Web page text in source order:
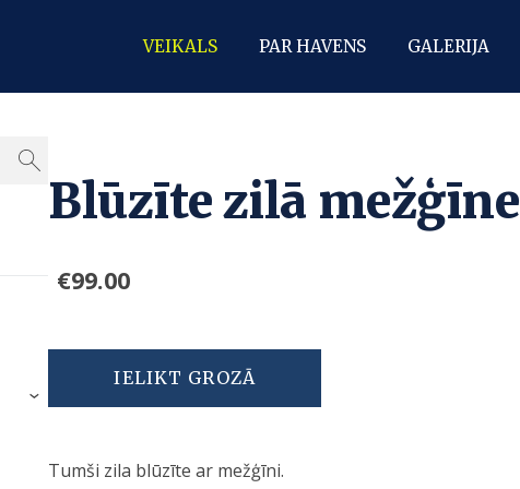
VEIKALS PAR HAVENS GALERIJA
›
Blūzīte zilā mežģīne
€99.00
IELIKT GROZĀ
Tumši zila blūzīte ar mežģīni.